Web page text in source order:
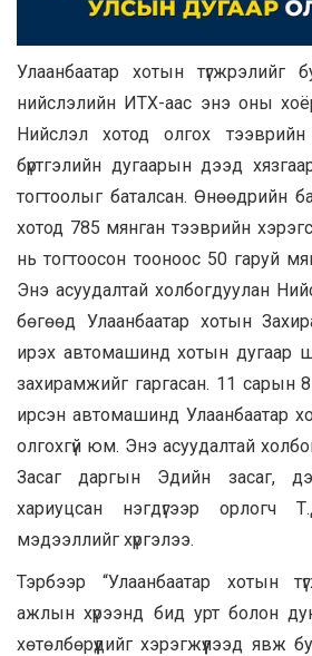
Улаанбаатар хотын түгжрэлийг
нийслэлийн ИТХ-аас энэ оны
Нийслэл хотод олгох
бүртгэлийн дугаарын дээд
тогтоолыг баталсан. Өнөөдрийн
хотод 785 мянган тээврийн
нь тогтоосон тооноос 50 гаруй
Энэ асуудалтай холбогдуулан
бөгөөд Улаанбаатар хотын
ирэх автомашинд хотын дугаар
захирамжийг гаргасан. 11 сарын
ирсэн автомашинд Улаанбаатар
олгохгүй юм. Энэ асуудалтай
Засаг даргын Эдийн засаг,
хариуцсан нэгдүгээр орлогч
мэдээллийг хүргэлээ.
Тэрбээр “Улаанбаатар хотын
ажлын хүрээнд бид урт болон
хөтөлбөрүүдийг хэрэгжүүлээд явж